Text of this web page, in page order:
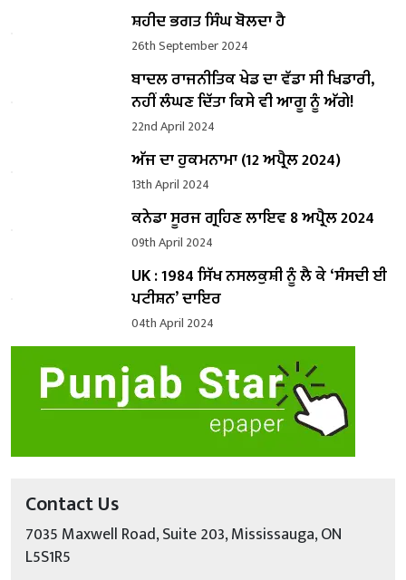
ਸ਼ਹੀਦ ਭਗਤ ਸਿੰਘ ਬੋਲਦਾ ਹੈ
26th September 2024
ਬਾਦਲ ਰਾਜਨੀਤਿਕ ਖੇਡ ਦਾ ਵੱਡਾ ਸੀ ਖਿਡਾਰੀ,
ਨਹੀਂ ਲੰਘਣ ਦਿੱਤਾ ਕਿਸੇ ਵੀ ਆਗੂ ਨੂੰ ਅੱਗੇ!
22nd April 2024
ਅੱਜ ਦਾ ਹੁਕਮਨਾਮਾ (12 ਅਪ੍ਰੈਲ 2024)
13th April 2024
ਕਨੇਡਾ ਸੂਰਜ ਗ੍ਰਹਿਣ ਲਾਇਵ 8 ਅਪ੍ਰੈਲ 2024
09th April 2024
UK : 1984 ਸਿੱਖ ਨਸਲਕੁਸ਼ੀ ਨੂੰ ਲੈ ਕੇ ‘ਸੰਸਦੀ ਈ
ਪਟੀਸ਼ਨ’ ਦਾਇਰ
04th April 2024
Contact Us
7035 Maxwell Road, Suite 203, Mississauga, ON
L5S1R5